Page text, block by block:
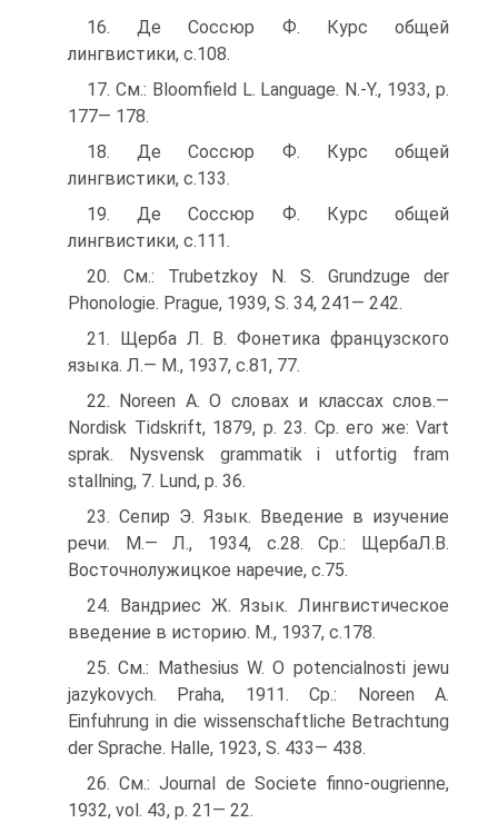
16. Де Соссюр Ф. Курс общей
лингвистики, с.108.
17. См.: Bloomfield L. Language. N.-Y., 1933, p.
177— 178.
18. Де Соссюр Ф. Курс общей
лингвистики, с.133.
19. Де Соссюр Ф. Курс общей
лингвистики, с.111.
20. См.: Trubetzkoy N. S. Grundzuge der
Phonologie. Prague, 1939, S. 34, 241— 242.
21. Щерба Л. В. Фонетика французского
языка. Л.— М., 1937, с.81, 77.
22. Noreen А. О словах и классах слов.—
Nordisk Tidskrift, 1879, р. 23. Ср. его же: Vart
sprak. Nysvensk grammatik i utfortig fram
stallning, 7. Lund, p. 36.
23. Сепир Э. Язык. Введение в изучение
речи. М.— Л., 1934, с.28. Ср.: ЩербаЛ.В.
Восточнолужицкое наречие, с.75.
24. Вандриес Ж. Язык. Лингвистическое
введение в историю. М., 1937, с.178.
25. См.: Mathesius W. O potencialnosti jewu
jazykovych. Praha, 1911. Ср.: Noreen A.
Einfuhrung in die wissenschaftliche Betrachtung
der Sprache. Halle, 1923, S. 433— 438.
26. См.: Journal de Societe finno-ougrienne,
1932, vol. 43, p. 21— 22.